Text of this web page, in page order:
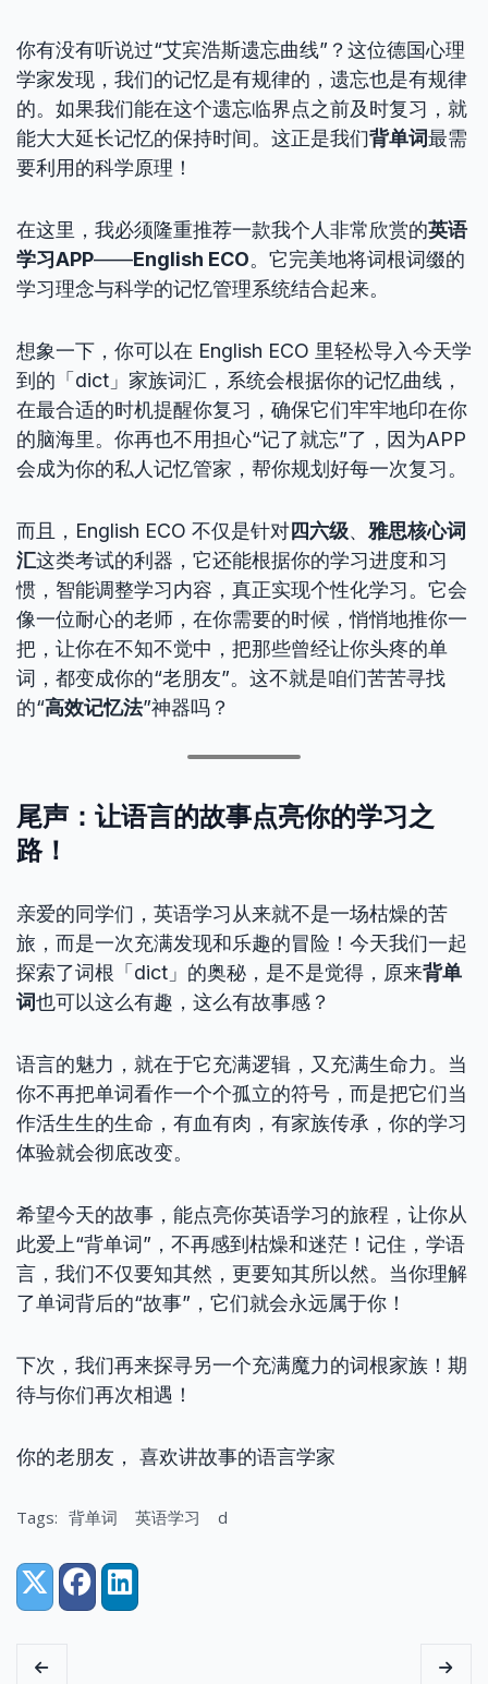
你有没有听说过“艾宾浩斯遗忘曲线”？这位德国心理
学家发现，我们的记忆是有规律的，遗忘也是有规律
的。如果我们能在这个遗忘临界点之前及时复习，就
能大大延长记忆的保持时间。这正是我们背单词最需
要利用的科学原理！
在这里，我必须隆重推荐一款我个人非常欣赏的英语
学习APP——English ECO。它完美地将词根词缀的
学习理念与科学的记忆管理系统结合起来。
想象一下，你可以在 English ECO 里轻松导入今天学
到的「dict」家族词汇，系统会根据你的记忆曲线，
在最合适的时机提醒你复习，确保它们牢牢地印在你
的脑海里。你再也不用担心“记了就忘”了，因为APP
会成为你的私人记忆管家，帮你规划好每一次复习。
而且，English ECO 不仅是针对四六级、 雅思核心词
汇这类考试的利器，它还能根据你的学习进度和习
惯，智能调整学习内容，真正实现个性化学习。它会
像一位耐心的老师，在你需要的时候，悄悄地推你一
把，让你在不知不觉中，把那些曾经让你头疼的单
词，都变成你的“老朋友”。这不就是咱们苦苦寻找
的“高效记忆法”神器吗？
尾声：让语言的故事点亮你的学习之
路！
亲爱的同学们，英语学习从来就不是一场枯燥的苦
旅，而是一次充满发现和乐趣的冒险！今天我们一起
探索了词根「dict」的奥秘，是不是觉得，原来背单
词也可以这么有趣，这么有故事感？
语言的魅力，就在于它充满逻辑，又充满生命力。当
你不再把单词看作一个个孤立的符号，而是把它们当
作活生生的生命，有血有肉，有家族传承，你的学习
体验就会彻底改变。
希望今天的故事，能点亮你英语学习的旅程，让你从
此爱上“背单词”，不再感到枯燥和迷茫！记住，学语
言，我们不仅要知其然，更要知其所以然。当你理解
了单词背后的“故事”，它们就会永远属于你！
下次，我们再来探寻另一个充满魔力的词根家族！期
待与你们再次相遇！
你的老朋友， 喜欢讲故事的语言学家
Tags: 背单词 英语学习 d
Share:
X (Twitter)
FacebookLinkedIn